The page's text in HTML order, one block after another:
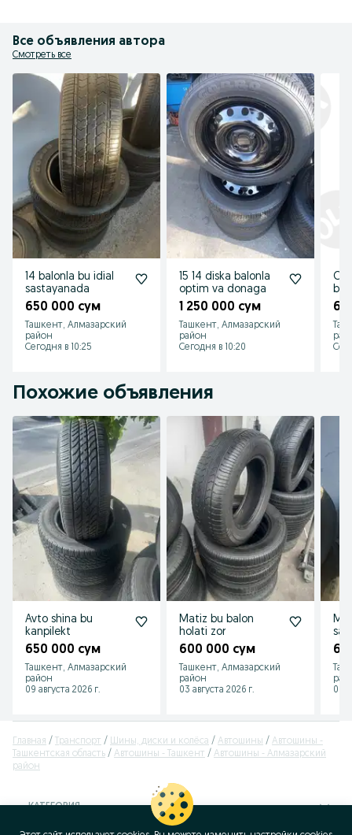
Все объявления автора
Смотреть все
14 balonla bu idial
sastayanada
650 000 сум
Ташкент, Алмазарский
район
Сегодня в 10:25
15 14 diska balonla
optim va donaga
1 250 000 сум
Ташкент, Алмазарский
район
Сегодня в 10:20
Похожие объявления
Avto shina bu
kanpilekt
650 000 сум
Ташкент, Алмазарский
район
09 августа 2026 г.
Matiz bu balon
holati zor
600 000 сум
Ташкент, Алмазарский
район
03 августа 2026 г.
06
Главная Транспорт Шины, диски и колёса Автошины
Автошины -
Ташкентская область
Автошины - Ташкент
Автошины - Алмазарский
район
КАТЕГОРИЯ